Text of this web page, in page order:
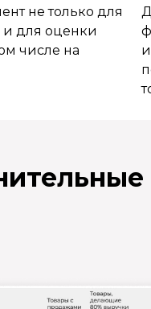
не только для
и для оценки
числе на